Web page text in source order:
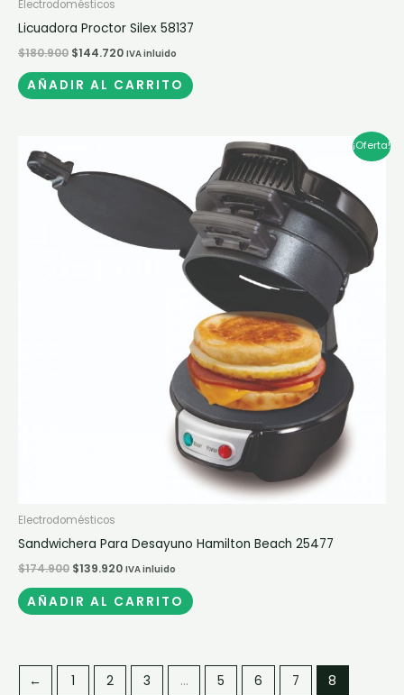
Electrodomésticos
Licuadora Proctor Silex 58137
$180.900 $144.720 IVA inluido
AÑADIR AL CARRITO
¡Oferta!
Electrodomésticos
Sandwichera Para Desayuno Hamilton Beach 25477
$174.900
original
$139.920
es:
$139.920.
IVA inluido
AÑADIR AL CARRITO
← 1 2 3 … 5 6 7 8